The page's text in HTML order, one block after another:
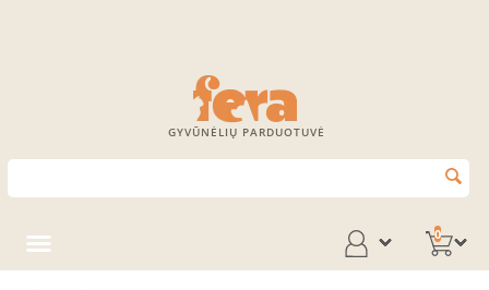
GYVŪNĖLIŲ PARDUOTUVĖ
0